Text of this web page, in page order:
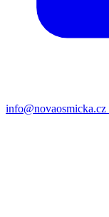
info@novaosmicka.cz